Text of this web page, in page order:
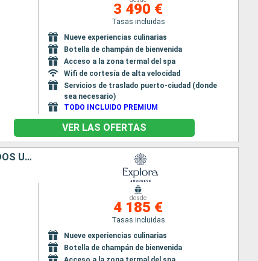
3 490 €
Tasas incluidas
Nueve experiencias culinarias
Botella de champán de bienvenida
Acceso a la zona termal del spa
Wifi de cortesía de alta velocidad
Servicios de traslado puerto-ciudad (donde
sea necesario)
TODO INCLUIDO PREMIUM
VER LAS OFERTAS
PORTO RICO, TÓRTOLA, GUADALUPE, FRANCIA, ANTIGUA Y BARBUDA, ESTADOS UNIDOS
desde
4 185 €
Tasas incluidas
Nueve experiencias culinarias
Botella de champán de bienvenida